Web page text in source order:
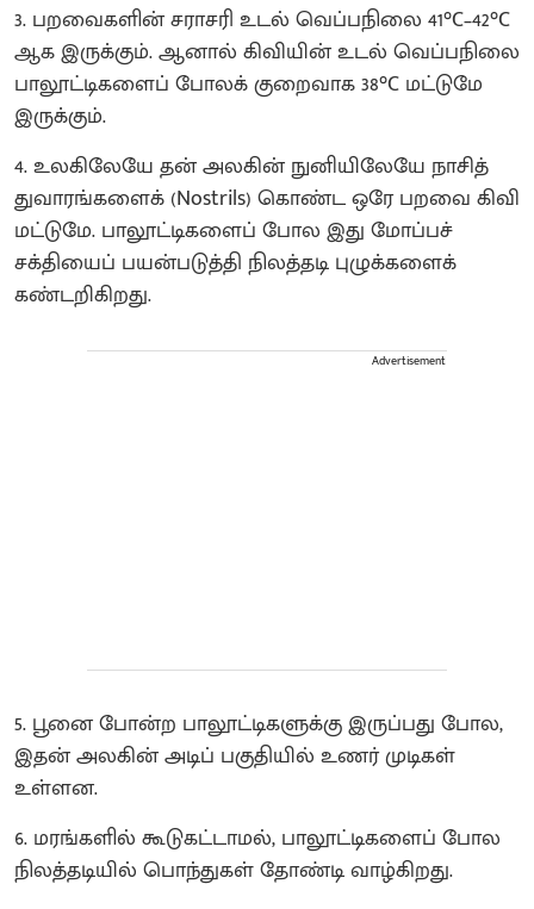
3. பறவைகளின் சராசரி உடல் வெப்பநிலை 41°C–42°C
ஆக இருக்கும். ஆனால் கிவியின் உடல் வெப்பநிலை
பாலூட்டிகளைப் போலக் குறைவாக 38°C மட்டுமே
இருக்கும்.
4. உலகிலேயே தன் அலகின் நுனியிலேயே நாசித்
துவாரங்களைக் (Nostrils) கொண்ட ஒரே பறவை கிவி
மட்டுமே. பாலூட்டிகளைப் போல இது மோப்பச்
சக்தியைப் பயன்படுத்தி நிலத்தடி புழுக்களைக்
கண்டறிகிறது.
Advertisement
5. பூனை போன்ற பாலூட்டிகளுக்கு இருப்பது போல,
இதன் அலகின் அடிப் பகுதியில் உணர் முடிகள்
உள்ளன.
6. மரங்களில் கூடுகட்டாமல், பாலூட்டிகளைப் போல
நிலத்தடியில் பொந்துகள் தோண்டி வாழ்கிறது.